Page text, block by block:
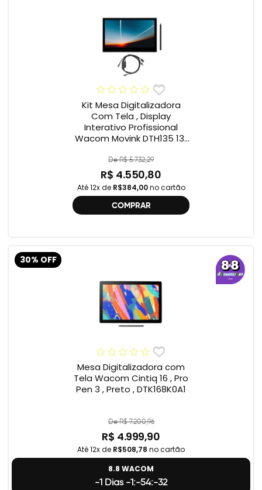
Kit Mesa Digitalizadora
Com Tela , Display
Interativo Profissional
Wacom Movink DTH135 13”
One , 2ª geração
De R$ 5.732,29
R$ 4.550,80
Até 12x de R$384,00no cartão
COMPRAR
30% OFF
Mesa Digitalizadora com
Tela Wacom Cintiq 16 , Pro
Pen 3 , Preto , DTK168K0A1
De R$ 7.200,96
R$ 4.999,90
Até 12x de R$508,78 no cartão
8.8 WACOM
-1 Dias -1:-54:-33